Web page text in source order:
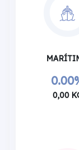
0,00